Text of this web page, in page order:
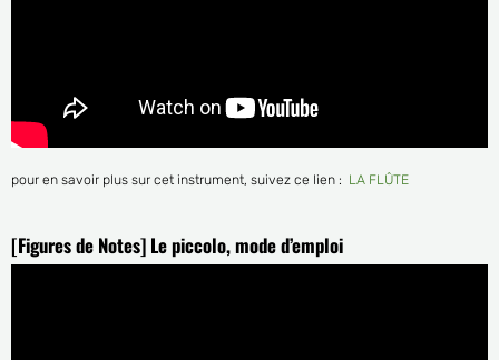
pour en savoir plus sur cet instrument, suivez ce lien : LA FLÛTE
[Figures de Notes] Le piccolo, mode d’emploi